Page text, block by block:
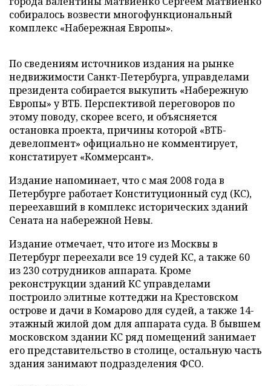
собиралось возвести многофункциональный
комплекс «Набережная Европы».
По сведениям источников издания на рынке
недвижимости Санкт-Петербурга, управделами
президента собирается выкупить «Набережную
Европы» у ВТБ. Перспективой переговоров по
этому поводу, скорее всего, и объясняется
остановка проекта, причины которой «ВТБ-
девелопмент» официально не комментирует,
констатирует «Коммерсант».
Издание напоминает, что с мая 2008 года в
Петербурге работает Конституционный суд (КС),
переехавший в комплекс исторических зданий
Сената на набережной Невы.
Издание отмечает, что итоге из Москвы в
Петербург переехали все 19 судей КС, а также 60
из 230 сотрудников аппарата. Кроме
реконструкции зданий КС управделами
построило элитные коттеджи на Крестовском
острове и дачи в Комарово для судей, а также 14-
этажный жилой дом для аппарата суда. В бывшем
московском здании КС ряд помещений занимает
его представительство в столице, остальную часть
здания занимают подразделения ФСО.